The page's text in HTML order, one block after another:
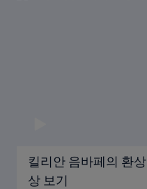
킬리안 음바페의 환
상 보기